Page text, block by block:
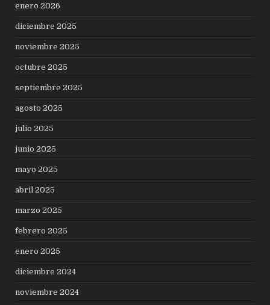
enero 2026
diciembre 2025
noviembre 2025
octubre 2025
septiembre 2025
agosto 2025
julio 2025
junio 2025
mayo 2025
abril 2025
marzo 2025
febrero 2025
enero 2025
diciembre 2024
noviembre 2024